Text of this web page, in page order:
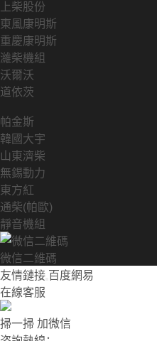
上柴股份
東風康明斯
重慶康明斯
濰柴機組
沃爾沃
道依茨
帕金斯
韓國大宇
山東濟柴
無錫動力
東方紅
通柴(帕歐)
靜音機組
微信二維碼
友情鏈接 百度網易
在線客服
掃一掃 加微信